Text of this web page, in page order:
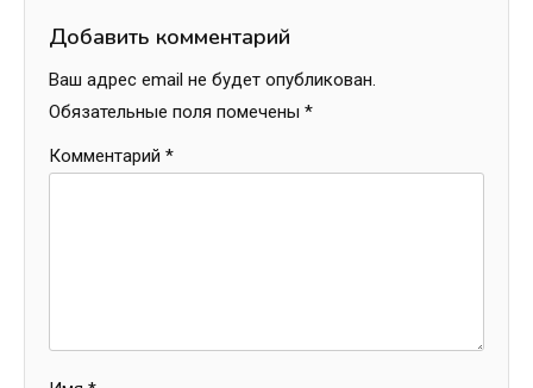
Добавить комментарий
Ваш адрес email не будет опубликован.
Обязательные поля помечены *
Комментарий *